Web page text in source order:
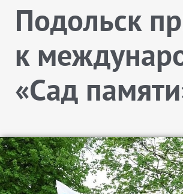
Подольск
к
«Сад